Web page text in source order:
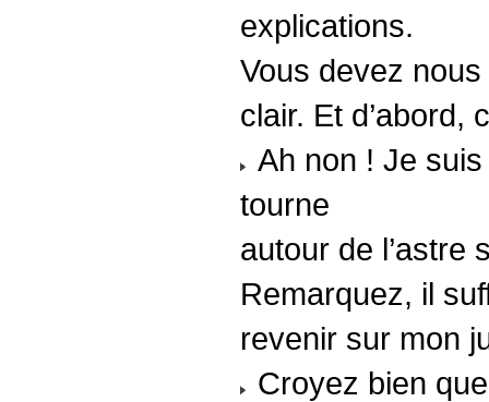
explications.
Vous devez
clair. Et d’abord,
Ah non ! Je
tourne
autour de l’astre
Remarquez, il
revenir sur mon
Croyez bien